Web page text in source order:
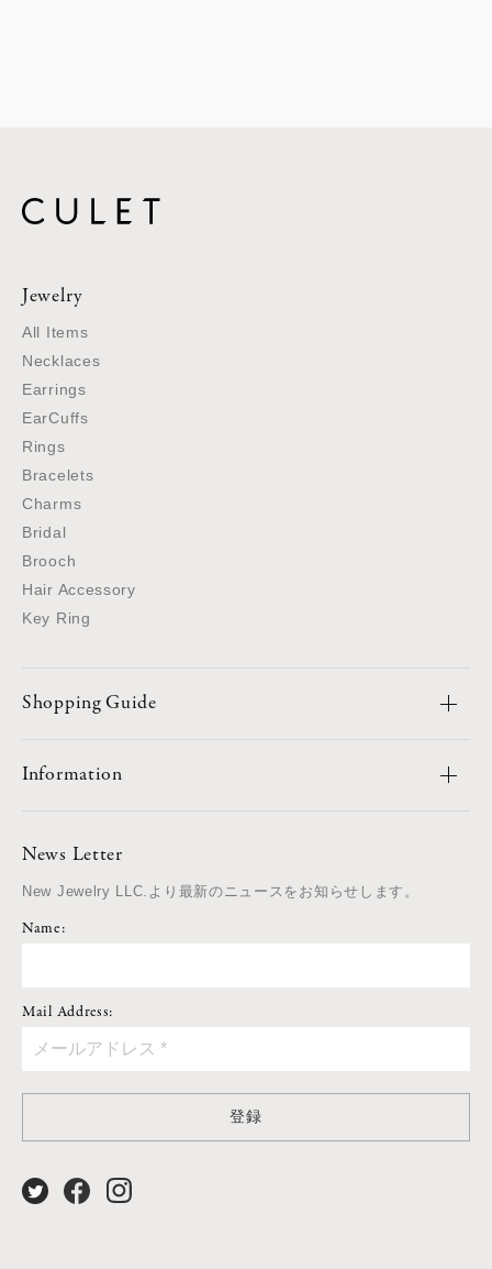
Jewelry
All Items
Necklaces
Earrings
EarCuffs
Rings
Bracelets
Charms
Bridal
Brooch
Hair Accessory
Key Ring
Shopping Guide
Information
News Letter
New Jewelry LLC.より最新のニュースをお知らせします。
Name:
Mail Address:
登録